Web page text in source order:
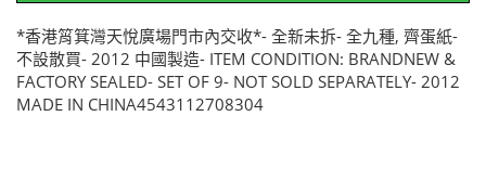
*香港筲箕灣天悅廣場門市內交收*- 全新未拆- 全九種, 齊蛋紙-
不設散買- 2012 中國製造- ITEM CONDITION: BRANDNEW &
FACTORY SEALED- SET OF 9- NOT SOLD SEPARATELY- 2012
MADE IN CHINA4543112708304